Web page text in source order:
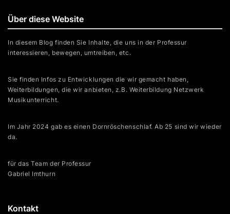
Kontakt
Über diese Website
In diesem Blog finden Sie Inhalte, die uns in der Professur
interessieren, bewegen, umtreiben, etc.
Sie finden Infos zu Entwicklungen die wir gemacht haben,
Weiterbildungen, die wir anbieten, z.B. Weiterbildung Netzwerk
Musikunterricht.
Im Jahr 2024 gab es einen Dornröschenschlaf. Ab 25 sind wir wieder
da.
für das Team der Professur
Gabriel Imthurn